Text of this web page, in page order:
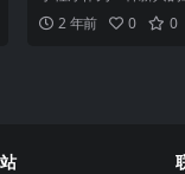
式，早已在移动互联
露头角。然而，尽管
2 年前 0 0